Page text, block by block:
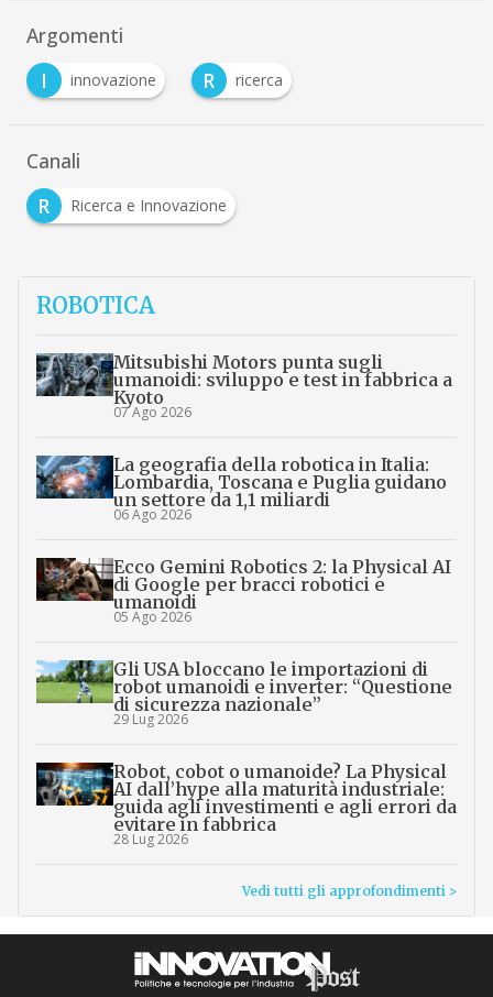
Argomenti
I
innovazione R ricerca
Canali
R
Ricerca e Innovazione
ROBOTICA
Mitsubishi Motors punta sugli
umanoidi: sviluppo e test in fabbrica a
Kyoto
07 Ago 2026
La geografia della robotica in Italia:
Lombardia, Toscana e Puglia guidano
un settore da 1,1 miliardi
06 Ago 2026
Ecco Gemini Robotics 2: la Physical AI
di Google per bracci robotici e
umanoidi
05 Ago 2026
Gli USA bloccano le importazioni di
robot umanoidi e inverter: “Questione
di sicurezza nazionale”
29 Lug 2026
Robot, cobot o umanoide? La Physical
AI dall’hype alla maturità industriale:
guida agli investimenti e agli errori da
evitare in fabbrica
28 Lug 2026
Vedi tutti gli approfondimenti >